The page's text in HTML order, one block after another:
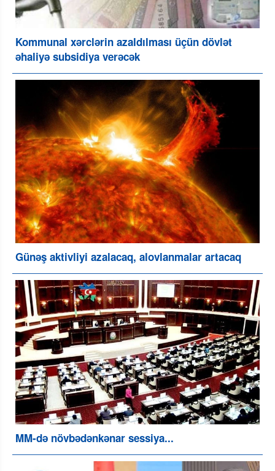
Kommunal xərclərin azaldılması üçün dövlət
əhaliyə subsidiya verəcək
Günəş aktivliyi azalacaq, alovlanmalar artacaq
MM-də növbədənkənar sessiya...